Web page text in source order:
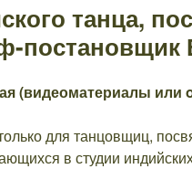
танца,
постановщик
(видеоматериалы или
для танцовщиц,
в студии